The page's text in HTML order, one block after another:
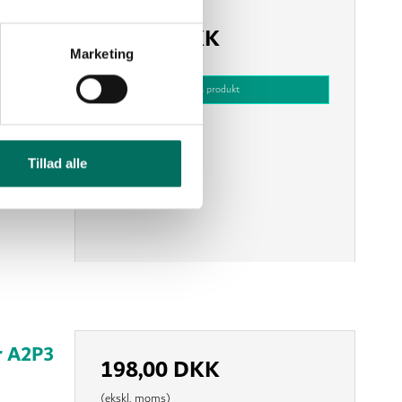
Marketing
Tillad alle
219,00 DKK
(ekskl. moms)
Vis produkt
198,00 DKK
(ekskl. moms)